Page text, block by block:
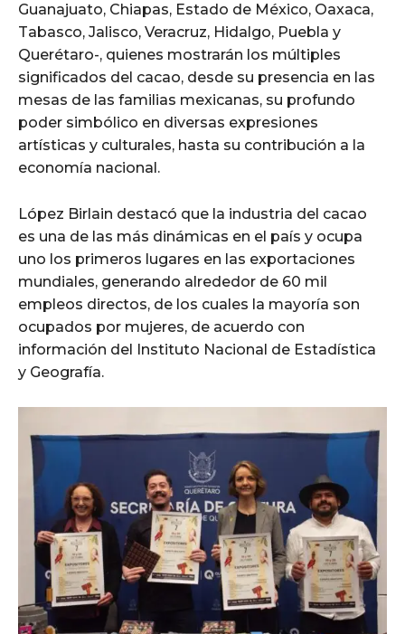
Guanajuato, Chiapas, Estado de México, Oaxaca,
Tabasco, Jalisco, Veracruz, Hidalgo, Puebla y
Querétaro-, quienes mostrarán los múltiples
significados del cacao, desde su presencia en las
mesas de las familias mexicanas, su profundo
poder simbólico en diversas expresiones
artísticas y culturales, hasta su contribución a la
economía nacional.
López Birlain destacó que la industria del cacao
es una de las más dinámicas en el país y ocupa
uno los primeros lugares en las exportaciones
mundiales, generando alrededor de 60 mil
empleos directos, de los cuales la mayoría son
ocupados por mujeres, de acuerdo con
información del Instituto Nacional de Estadística
y Geografía.